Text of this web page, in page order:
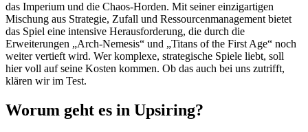
das Imperium und die Chaos-Horden. Mit seiner einzigartigen
Mischung aus Strategie, Zufall und Ressourcenmanagement bietet
das Spiel eine intensive Herausforderung, die durch die
Erweiterungen „Arch-Nemesis“ und „Titans of the First Age“ noch
weiter vertieft wird. Wer komplexe, strategische Spiele liebt, soll
hier voll auf seine Kosten kommen. Ob das auch bei uns zutrifft,
klären wir im Test.
Worum geht es in Upsiring?